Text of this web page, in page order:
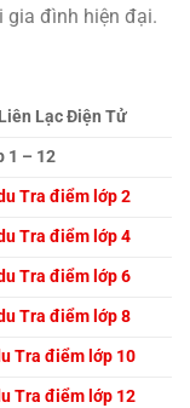
gia đình hiện đại.
Lạc Điện Tử
1 – 12
Tra điểm lớp 2
Tra điểm lớp 4
Tra điểm lớp 6
Tra điểm lớp 8
Tra điểm lớp 10
Tra điểm lớp 12